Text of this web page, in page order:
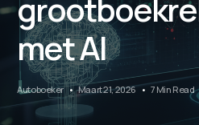
met AI
Autoboeker Maart 21, 2026 7 Min Read